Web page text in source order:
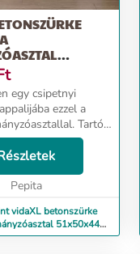
egy csipetnyi
ezzel a
Tartós
fa kivételes
felületű, szilárd,
a nedvességnek.
Pepita
vidaXL betonszürke
51x50x44